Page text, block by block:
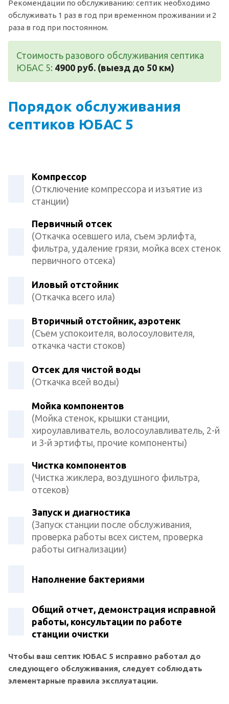
Рекомендации по обслуживанию: септик необходимо
обслуживать 1 раз в год при временном проживании и 2
раза в год при постоянном.
Стоимость разового обслуживания септика
ЮБАС 5: 4900 руб. (выезд до 50 км)
Порядок обслуживания
септиков ЮБАС 5
Компрессор
(Отключение компрессора и изъятие из
станции)
Первичный отсек
(Откачка осевшего ила, съем эрлифта,
фильтра, удаление грязи, мойка всех стенок
первичного отсека)
Иловый отстойник
(Откачка всего ила)
Вторичный отстойник, аэротенк
(Съем успокоителя, волосоуловителя,
откачка части стоков)
Отсек для чистой воды
(Откачка всей воды)
Мойка компонентов
(Мойка стенок, крышки станции,
хироулавливатель, волосоулавливатель, 2-й
и 3-й эртифты, прочие компоненты)
Чистка компонентов
(Чистка жиклера, воздушного фильтра,
отсеков)
Запуск и диагностика
(Запуск станции после обслуживания,
проверка работы всех систем, проверка
работы сигнализации)
Наполнение бактериями
Общий отчет, демонстрация исправной
работы, консультации по работе
станции очистки
Чтобы ваш септик ЮБАС 5 исправно работал до
следующего обслуживания, следует соблюдать
элементарные правила эксплуатации.